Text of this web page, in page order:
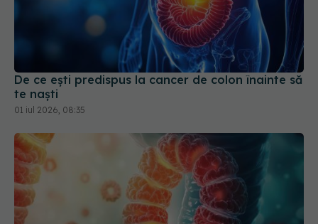
De ce ești predispus la cancer de colon înainte să
te naști
01 iul 2026, 08:35